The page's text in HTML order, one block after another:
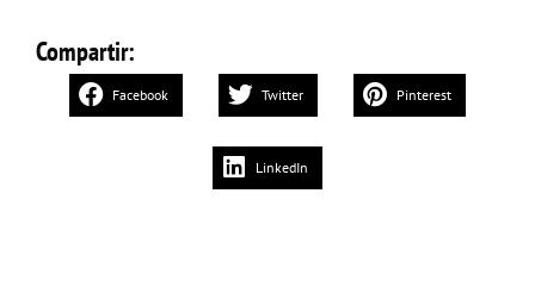
Compartir:
Facebook Twitter Pinterest
LinkedIn